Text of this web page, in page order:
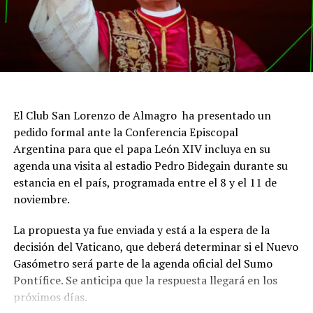
El Club San Lorenzo de Almagro ha presentado un
pedido formal ante la Conferencia Episcopal
Argentina para que el papa León XIV incluya en su
agenda una visita al estadio Pedro Bidegain durante su
estancia en el país, programada entre el 8 y el 11 de
noviembre.
La propuesta ya fue enviada y está a la espera de la
decisión del Vaticano, que deberá determinar si el Nuevo
Gasómetro será parte de la agenda oficial del Sumo
Pontífice. Se anticipa que la respuesta llegará en los
próximos días.